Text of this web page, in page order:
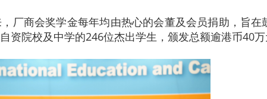
厂商会奖学金每年均由热心的会董及会员捐助，旨
资院校及中学的246位杰出学生，颁发总额逾港币40